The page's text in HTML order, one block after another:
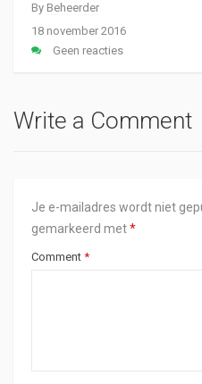
By Beheerder
18 november 2016
Geen reacties
Write a Comment
Je e-mailadres wordt niet
gemarkeerd met*
Comment *